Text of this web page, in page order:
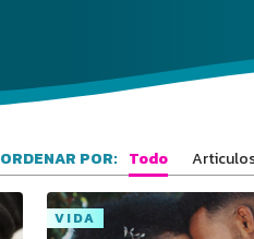
ORDENAR POR: Todo
VIDA